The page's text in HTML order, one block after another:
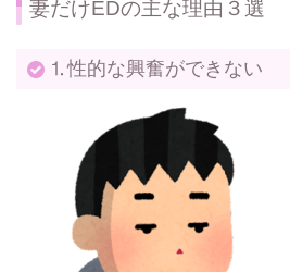
妻だけEDの主な理由３選
⒈性的な興奮ができない